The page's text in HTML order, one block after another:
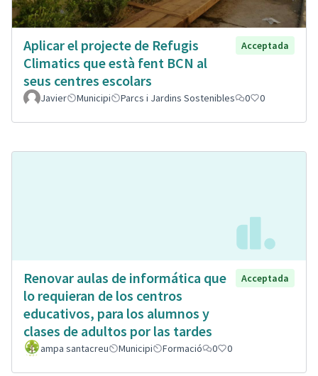
Aplicar el projecte de Refugis
Climatics que està fent BCN al
seus centres escolars
Acceptada
Javier Municipi Parcs i Jardins Sostenibles 0 0
Renovar aulas de informática que
lo requieran de los centros
educativos, para los alumnos y
clases de adultos por las tardes
Acceptada
ampa santacreu Municipi Formació 0 0